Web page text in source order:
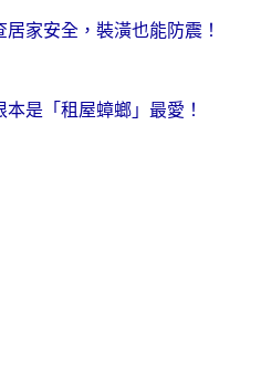
家安全，裝潢也能防震！
是「租屋蟑螂」最愛！